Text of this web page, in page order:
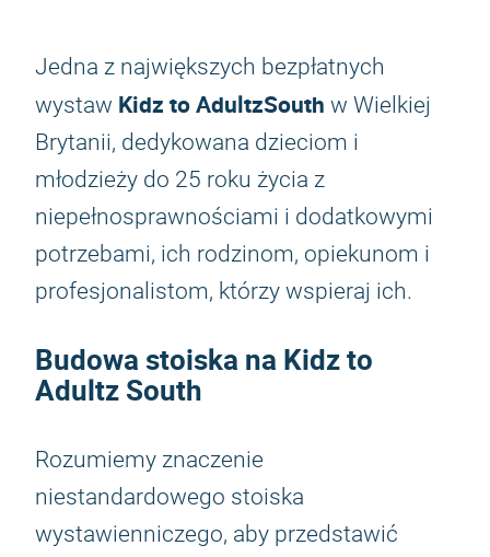
Jedna z największych bezpłatnych
wystaw Kidz to AdultzSouth w Wielkiej
Brytanii, dedykowana dzieciom i
młodzieży do 25 roku życia z
niepełnosprawnościami i dodatkowymi
potrzebami, ich rodzinom, opiekunom i
profesjonalistom, którzy wspieraj ich.
Budowa stoiska na Kidz to
Adultz South
Rozumiemy znaczenie
niestandardowego stoiska
wystawienniczego, aby przedstawić